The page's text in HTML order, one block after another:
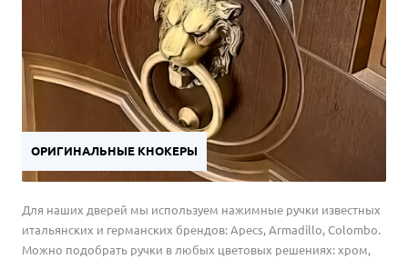
ОРИГИНАЛЬНЫЕ КНОКЕРЫ
Для наших дверей мы используем нажимные ручки известных
итальянских и германских брендов: Apecs, Armadillo, Colombo.
Можно подобрать ручки в любых цветовых решениях: хром,